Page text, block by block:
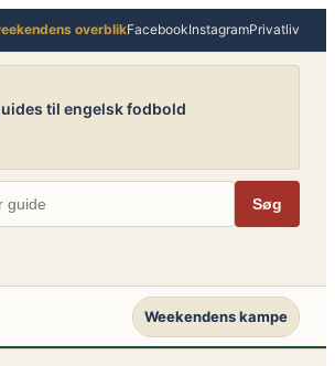
overblikFacebookInstagramPrivatliv
til engelsk fodbold
Søg
Weekendens kampe